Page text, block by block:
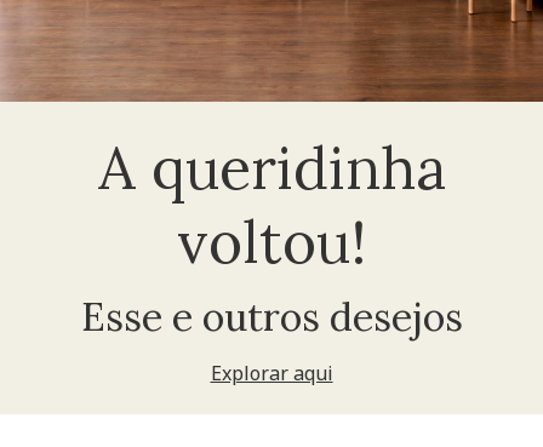
A queridinha
voltou!
Esse e outros desejos
Explorar aqui